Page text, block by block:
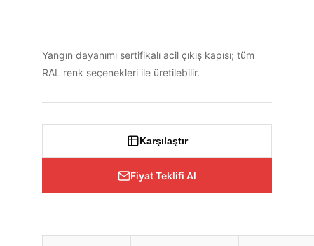
Yangın dayanımı sertifikalı acil çıkış kapısı; tüm
RAL renk seçenekleri ile üretilebilir.
Karşılaştır
Fiyat Teklifi Al